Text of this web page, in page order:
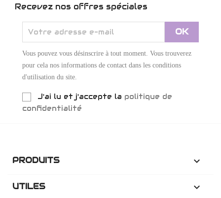
Recevez nos offres spéciales
Vous pouvez vous désinscrire à tout moment. Vous trouverez
pour cela nos informations de contact dans les conditions
d'utilisation du site.
J'ai lu et j'accepte la politique de
confidentialité
PRODUITS 
UTILES 